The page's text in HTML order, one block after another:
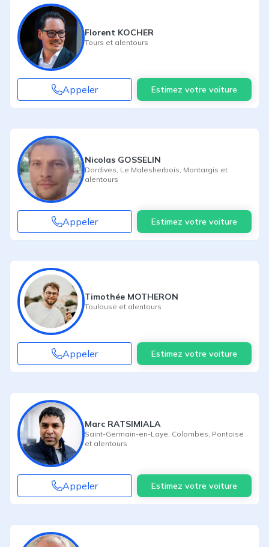
Florent KOCHER
Tours et alentours
Appeler Estimez votre voiture
Nicolas GOSSELIN
Dordives Le Malesherbois Montargis et
alentours
Appeler Estimez votre voiture
Timothée MOTHERON
Toulouse et alentours
Appeler Estimez votre voiture
Marc RATSIMIALA
Saint-Germain-en-Laye Colombes Pontoise
et alentours
Appeler Estimez votre voiture